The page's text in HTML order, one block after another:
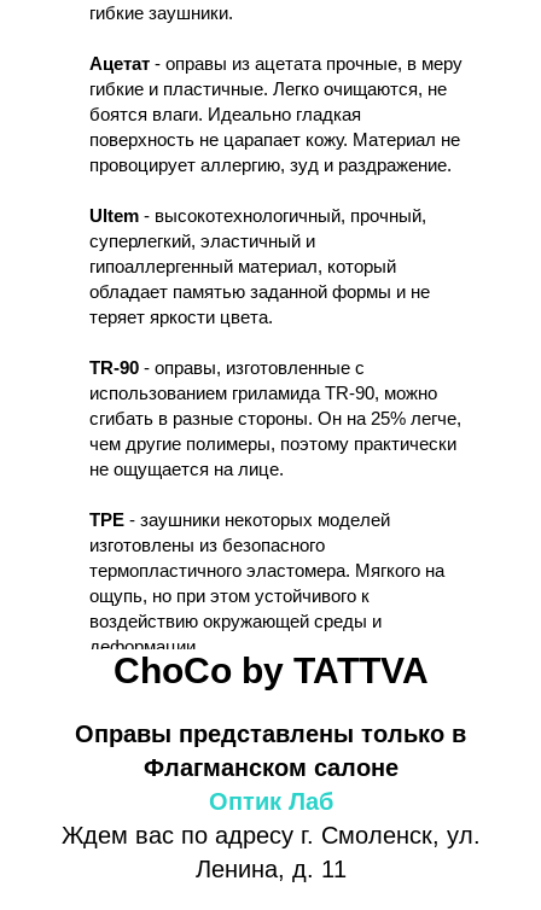
гибкие заушники.
Ацетат - оправы из ацетата прочные, в меру
гибкие и пластичные. Легко очищаются, не
боятся влаги. Идеально гладкая
поверхность не царапает кожу. Материал не
провоцирует аллергию, зуд и раздражение.
Ultem - высокотехнологичный, прочный,
суперлегкий, эластичный и
гипоаллергенный материал, который
обладает памятью заданной формы и не
теряет яркости цвета.
TR-90 - оправы, изготовленные с
использованием гриламида TR-90, можно
сгибать в разные стороны. Он на 25% легче,
чем другие полимеры, поэтому практически
не ощущается на лице.
ТРЕ - заушники некоторых моделей
изготовлены из безопасного
термопластичного эластомера. Мягкого на
ощупь, но при этом устойчивого к
воздействию окружающей среды и
деформации
ChoCo by TATTVA
Оправы представлены только в
Флагманском салоне
Оптик Лаб
Ждем вас по адресу г. Смоленск, ул.
Ленина, д. 11